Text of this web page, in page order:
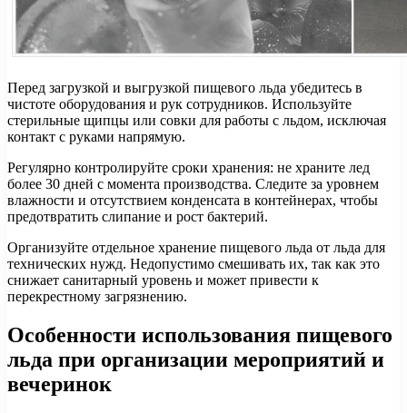
Перед загрузкой и выгрузкой пищевого льда убедитесь в
чистоте оборудования и рук сотрудников. Используйте
стерильные щипцы или совки для работы с льдом, исключая
контакт с руками напрямую.
Регулярно контролируйте сроки хранения: не храните лед
более 30 дней с момента производства. Следите за уровнем
влажности и отсутствием конденсата в контейнерах, чтобы
предотвратить слипание и рост бактерий.
Организуйте отдельное хранение пищевого льда от льда для
технических нужд. Недопустимо смешивать их, так как это
снижает санитарный уровень и может привести к
перекрестному загрязнению.
Особенности использования пищевого
льда при организации мероприятий и
вечеринок